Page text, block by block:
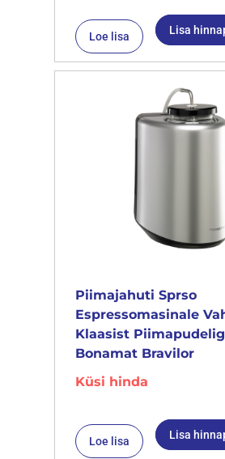
Loe lisa Lisa
Piimajahuti Sprso
Espressomasinale
Klaasist
Bonamat Bravilor
Küsi hinda
Loe lisa Lisa